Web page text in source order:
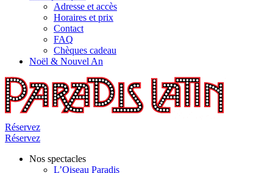
Adresse et accès
Horaires et prix
Contact
FAQ
Chèques cadeau
Noël & Nouvel An
Réservez
Réservez
Nos spectacles
L’Oiseau Paradis